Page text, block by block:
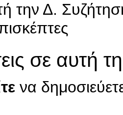
την Δ.
σε αυτή
να